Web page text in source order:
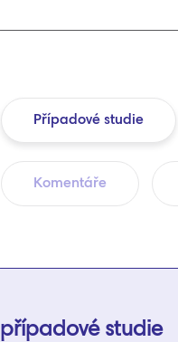
Případové studie
Komentáře
případové studie